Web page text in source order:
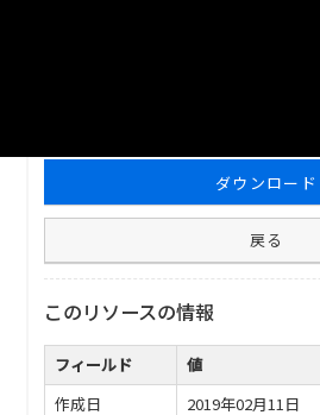
ダウンロード
戻る
このリソースの情報
フィールド
値
作成日
2019年02月11日